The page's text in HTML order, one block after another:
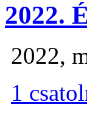
2022.
2022,
1